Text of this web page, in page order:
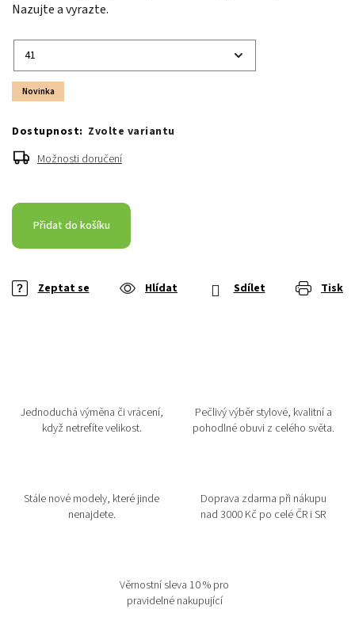
Novinka
Nazujte a vyrazte.
Zvolte variantu
Možnosti doručení
Přidat do košíku
Tisk
Zeptat se Hlídat Sdílet
Jednoduchá výměna či vrácení,
když netrefíte velikost.
Pečlivý výběr stylové, kvalitní a
pohodlné obuvi z celého světa.
Stále nové modely, které jinde
nenajdete.
Doprava zdarma při nákupu
nad 3000 Kč po celé ČR i SR
Věrnostní sleva 10 % pro
pravidelné nakupující